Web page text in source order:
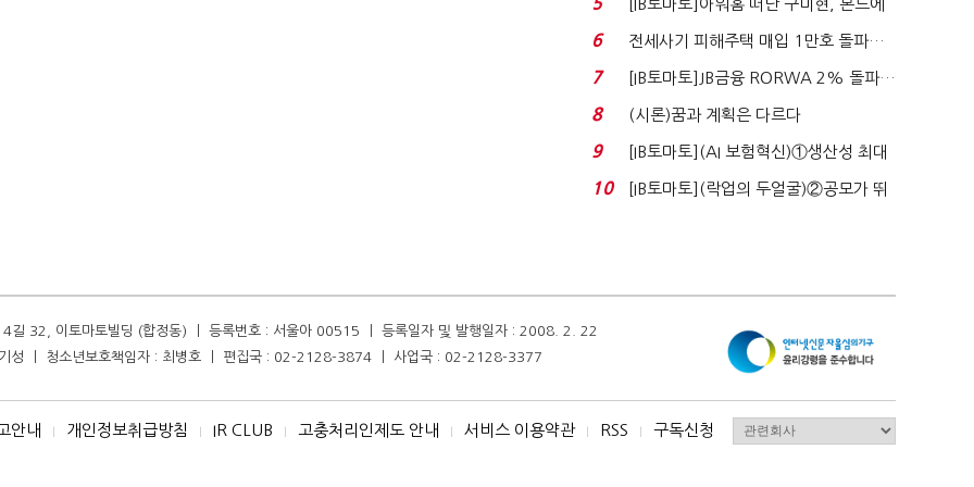
[IB토마토]아워홈 떠난 구미현, 본느에
340억 베팅…가...
6
전세사기 피해주택 매입 1만호 돌파…
누적 피해자 4만2...
7
[IB토마토]JB금융 RORWA 2% 돌파…
실적 견인은 은행 ...
8 (시론)꿈과 계획은 다르다
9
[IB토마토](AI 보험혁신)①생산성 최대
80% 개선…현실...
10
[IB토마토](락업의 두얼굴)②공모가 뛰
4길 32, 이토마토빌딩 (합정동) ㅣ 등록번호 : 서울아 00515 ㅣ 등록일자 및 발행일자 : 2008. 2. 22
성 ㅣ 청소년보호책임자 : 최병호 ㅣ 편집국 : 02-2128-3874 ㅣ 사업국 : 02-2128-3377
안내 I 개인정보취급방침 I IR CLUB I 고충처리인제도 안내 I 서비스 이용약관 I RSS I 구독신청